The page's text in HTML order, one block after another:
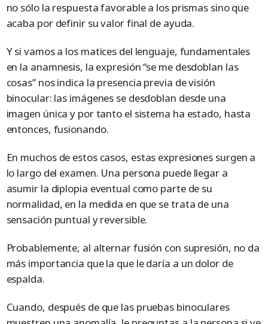
no sólo la respuesta favorable a los prismas sino que
acaba por definir su valor final de ayuda.
Y si vamos a los matices del lenguaje, fundamentales
en la anamnesis, la expresión “se me desdoblan las
cosas” nos indica la presencia previa de visión
binocular: las imágenes se desdoblan desde una
imagen única y por tanto el sistema ha estado, hasta
entonces, fusionando.
En muchos de estos casos, estas expresiones surgen a
lo largo del examen. Una persona puede llegar a
asumir la diplopia eventual como parte de su
normalidad, en la medida en que se trata de una
sensación puntual y reversible.
Probablemente, al alternar fusión con supresión, no da
más importancia que la que le daría a un dolor de
espalda.
Cuando, después de que las pruebas binoculares